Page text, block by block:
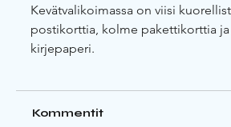
Kevätvalikoimassa on viisi
postikorttia, kolme pakettikorttia
kirjepaperi.
Kommentit